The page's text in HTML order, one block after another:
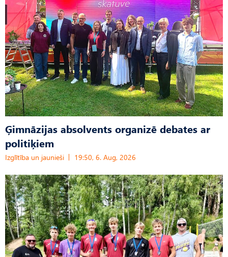
Ģimnāzijas absolvents organizē debates ar
politiķiem
Izglītība un jaunieši 19:50, 6. Aug, 2026